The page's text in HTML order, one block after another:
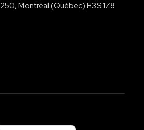
250, Montréal (Québec) H3S 1Z8